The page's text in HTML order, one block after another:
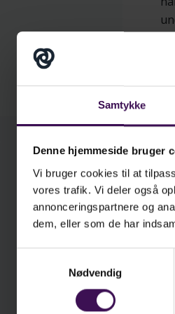
Samtykke
Denne hjemmeside bruger
Vi bruger cookies til at
vores trafik. Vi deler også
annonceringspartnere og
dem, eller som de har
Nødvendig
til